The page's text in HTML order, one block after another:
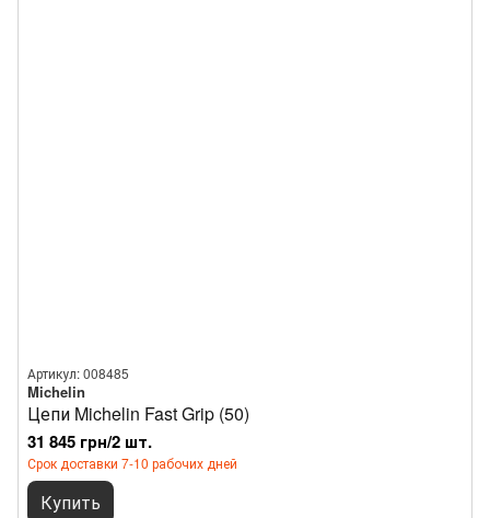
Артикул: 008485
Michelin
Цепи Michelin Fast Grip (50)
31 845 грн/2 шт.
Срок доставки 7-10 рабочих дней
Купить